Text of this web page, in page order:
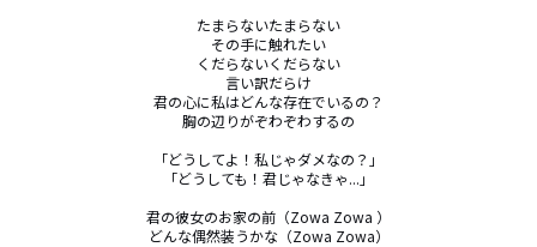
たまらないたまらない
その手に触れたい
くだらないくだらない
言い訳だらけ
君の心に私はどんな存在でいるの？
胸の辺りがぞわぞわするの
「どうしてよ！私じゃダメなの？」
「どうしても！君じゃなきゃ...」
君の彼女のお家の前（Zowa Zowa ）
どんな偶然装うかな（Zowa Zowa）